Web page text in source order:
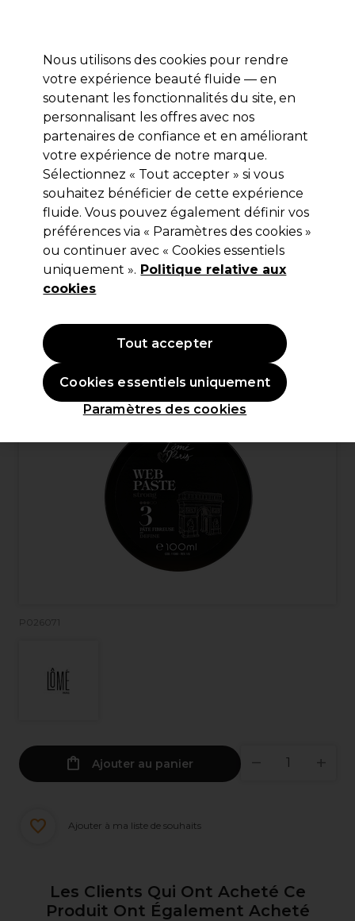
Se connecter
Marques Bons plans Coiffure Electro et Matériel
Livraison et délais
lire la suite
Lômé Paris
Lômé Paris Define Pâte Web Forte 3
100ml
(0)
9,05 €Hors TVA
P026071
Ajouter au panier
Ajouter à ma liste de souhaits
Les Clients Qui Ont Acheté Ce
Produit Ont Également Acheté
Nous utilisons des cookies pour rendre
votre expérience beauté fluide — en
soutenant les fonctionnalités du site, en
personnalisant les offres avec nos
partenaires de confiance et en améliorant
votre expérience de notre marque.
Sélectionnez « Tout accepter » si vous
souhaitez bénéficier de cette expérience
fluide. Vous pouvez également définir vos
préférences via « Paramètres des cookies »
ou continuer avec « Cookies essentiels
uniquement ». Politique relative aux
cookies
Paramètres des cookies
Cookies essentiels uniquement
Tout accepter